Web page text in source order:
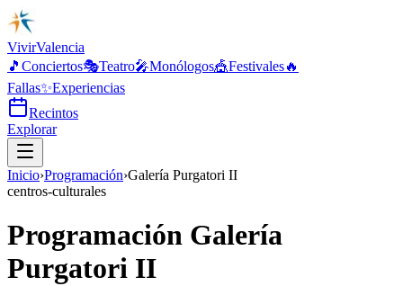
VivirValencia
🎵 Conciertos🎭Teatro🎤Monólogos🎪Festivales🔥
Fallas✨Experiencias
Recintos
Explorar
Inicio›Programación›Galería Purgatori II
centros-culturales
Programación Galería
Purgatori II